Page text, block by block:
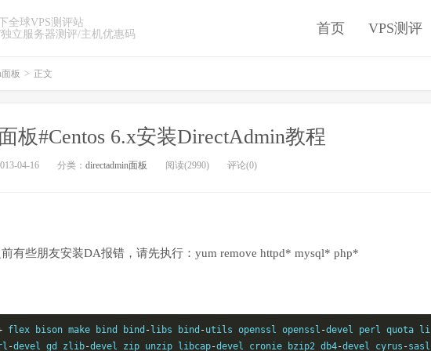
全球VPS测评站
立服务器测评/主机优惠码
首页 VPS测评
面板 > 正文
板#Centos 6.x安装DirectAdmin教程
04-16 分类： directadmin面板 阅读(2990) 评论(0)
有些朋友安装DA报错，请先执行：yum remove httpd* mysql* php*
flex bison make bind bind - libs bind -utils openssl openssl -devel perl quota li
-devel gd zlib-devel zip unzip libcap-devel cronie bzip2 db4-devel cyrus -sasl